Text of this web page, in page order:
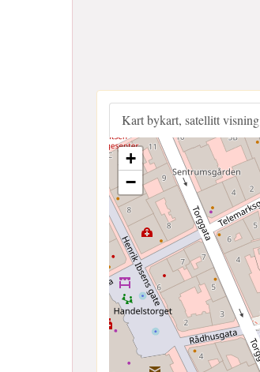
Kart bykart, satellitt visning
+
−